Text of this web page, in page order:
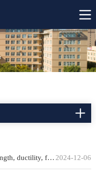
2024-12-06
of additively manufactured alloys